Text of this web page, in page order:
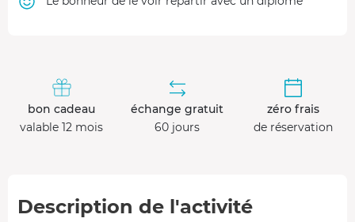
bon cadeau
valable 12 mois
échange gratuit
60 jours
zéro frais
de réservation
Description de l'activité